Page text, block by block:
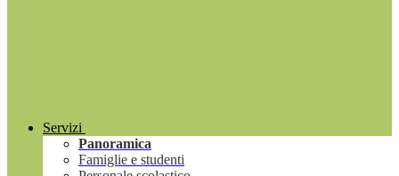
Servizi
Panoramica
Famiglie e studenti